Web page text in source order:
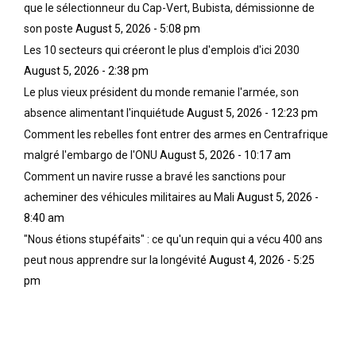
que le sélectionneur du Cap-Vert, Bubista, démissionne de
son poste August 5, 2026 - 5:08 pm
Les 10 secteurs qui créeront le plus d'emplois d'ici 2030
August 5, 2026 - 2:38 pm
Le plus vieux président du monde remanie l'armée, son
absence alimentant l'inquiétude August 5, 2026 - 12:23 pm
Comment les rebelles font entrer des armes en Centrafrique
malgré l'embargo de l'ONU August 5, 2026 - 10:17 am
Comment un navire russe a bravé les sanctions pour
acheminer des véhicules militaires au Mali August 5, 2026 -
8:40 am
"Nous étions stupéfaits" : ce qu'un requin qui a vécu 400 ans
peut nous apprendre sur la longévité August 4, 2026 - 5:25
pm